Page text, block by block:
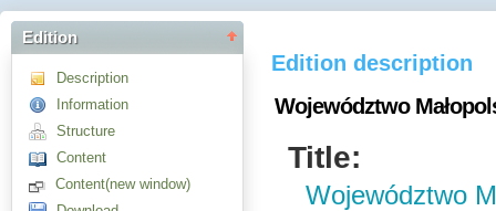
Edition
Description
Information
Structure
Content
Content(new window)
Edition description
Województwo
Title:
Województwo